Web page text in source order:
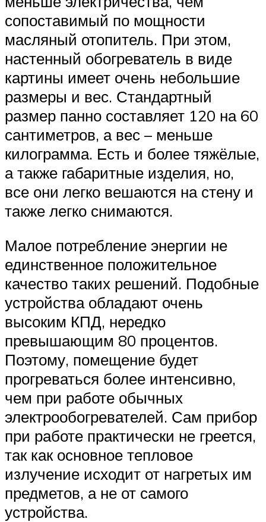
сопоставимый по мощности
масляный отопитель. При этом,
настенный обогреватель в виде
картины имеет очень небольшие
размеры и вес. Стандартный
размер панно составляет 120 на 60
сантиметров, а вес – меньше
килограмма. Есть и более тяжёлые,
а также габаритные изделия, но,
все они легко вешаются на стену и
также легко снимаются.
Малое потребление энергии не
единственное положительное
качество таких решений. Подобные
устройства обладают очень
высоким КПД, нередко
превышающим 80 процентов.
Поэтому, помещение будет
прогреваться более интенсивно,
чем при работе обычных
электрообогревателей. Сам прибор
при работе практически не греется,
так как основное тепловое
излучение исходит от нагретых им
предметов, а не от самого
устройства.